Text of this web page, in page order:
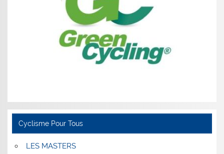
Cyclisme Pour Tous
LES MASTERS